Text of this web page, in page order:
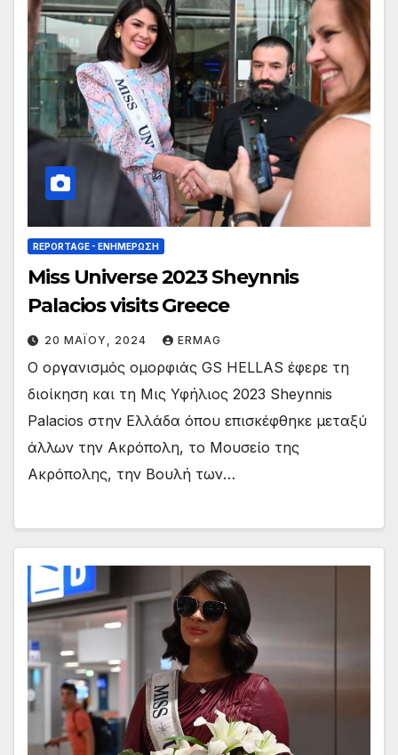
REPORTAGE - EΝΗΜΈΡΩΣΗ
Miss Universe 2023 Sheynnis
Palacios visits Greece
20 ΜΑΪ́ΟΥ, 2024 ERMAG
Ο οργανισμός ομορφιάς GS HELLAS έφερε τη
διοίκηση και τη Μις Υφήλιος 2023 Sheynnis
Palacios στην Ελλάδα όπου επισκέφθηκε μεταξύ
άλλων την Ακρόπολη, το Μουσείο της
Ακρόπολης, την Βουλή των…